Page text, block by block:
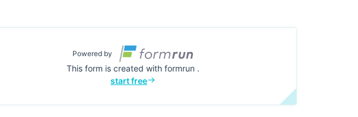
Powered by
This form is created with formrun .
start free